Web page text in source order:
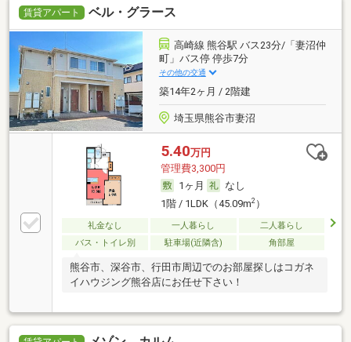
賃貸アパート ベル・グラース
高崎線 熊谷駅 バス23分/「妻沼仲
町」バス停 停歩7分
その他の交通
築14年2ヶ月 / 2階建
埼玉県熊谷市妻沼
5.40万円
管理費3,300円
1ヶ月
なし
1階 / 1LDK（45.09m2）
礼金なし 一人暮らし
二人暮らし
バス・トイレ別
駐車場(近隣含) 角部屋
熊谷市、深谷市、行田市周辺でのお部屋探しはコガネ
イハウジング熊谷店にお任せ下さい！